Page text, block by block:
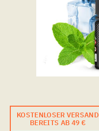
KOSTENLOSER VERSAND
BEREITS AB 49 €